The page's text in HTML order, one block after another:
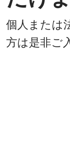
個人または
方は是非ご